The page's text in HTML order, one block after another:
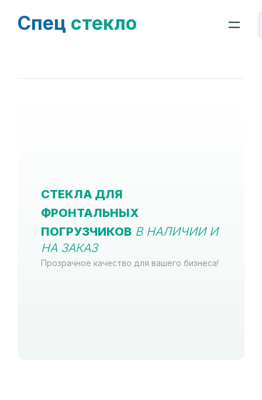
Спец стекло
СТЕКЛА ДЛЯ
ФРОНТАЛЬНЫХ
ПОГРУЗЧИКОВ В НАЛИЧИИ И
НА ЗАКАЗ
Прозрачное качество для вашего бизнеса!